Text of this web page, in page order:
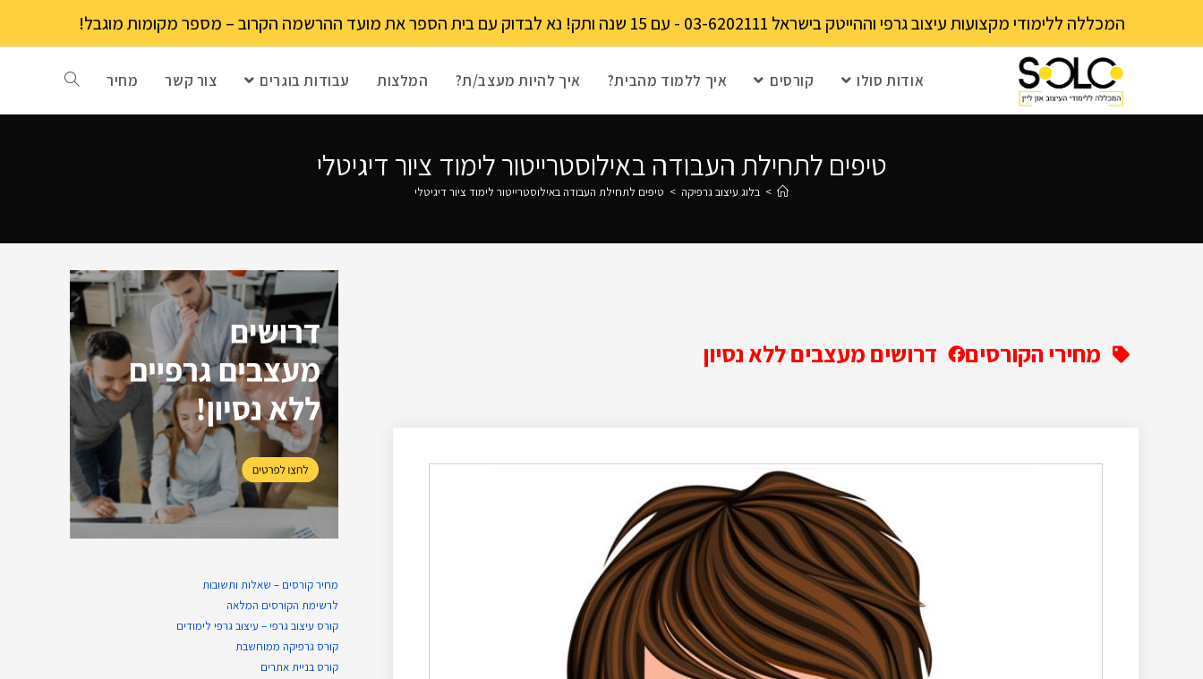
המכללה ללימודי מקצועות עיצוב גרפי וההייטק בישראל 03-6202111 - עם 15 שנה ותק! נא לבדוק עם בית הספר את מועד ההרשמה הקרוב – מספר מקומות מוגבל!
אודות סולו קורסים איך ללמוד מהבית? איך להיות מעצב/ת? המלצות עבודות בוגרים צור קשר מחיר
טיפים לתחילת העבודה באילוסטרייטור לימוד ציור דיגיטלי
> בלוג עיצוב גרפיקה > טיפים לתחילת העבודה באילוסטרייטור לימוד ציור דיגיטלי
מחירי הקורסים דרושים מעצבים ללא נסיון
מחיר קורסים – שאלות ותשובות
לרשימת הקורסים המלאה
קורס עיצוב גרפי – עיצוב גרפי לימודים
קורס גרפיקה ממוחשבת
קורס בניית​ אתרים